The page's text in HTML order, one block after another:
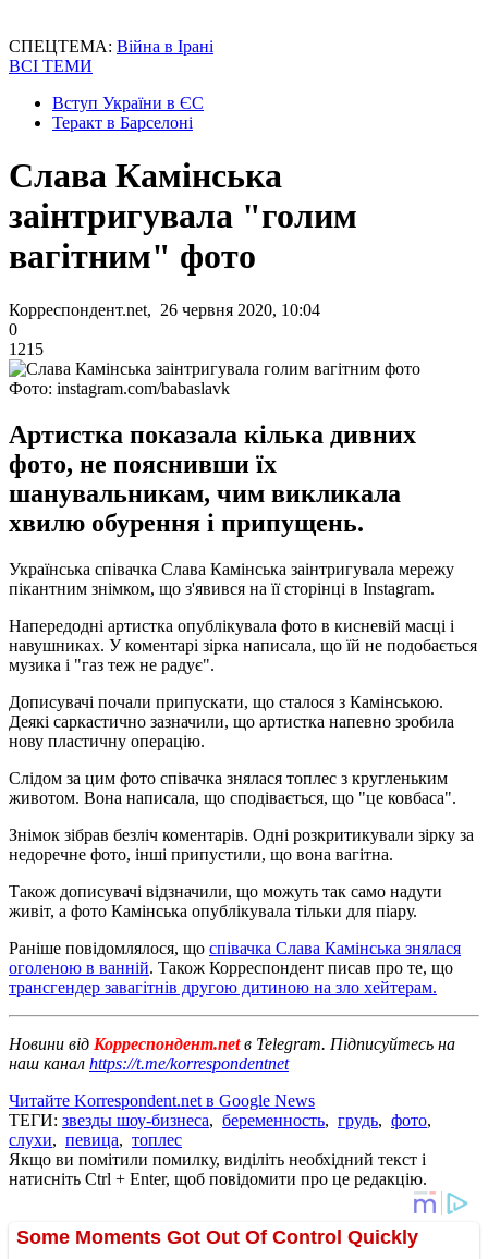
СПЕЦТЕМА: Війна в Ірані
ВСІ ТЕМИ
Вступ України в ЄС
Теракт в Барселоні
Слава Камінська
заінтригувала "голим
вагітним" фото
Корреспондент.net, 26 червня 2020, 10:04
0
1215
Фото: instagram.com/babaslavk
Артистка показала кілька дивних
фото, не пояснивши їх
шанувальникам, чим викликала
хвилю обурення і припущень.
Українська співачка Слава Камінська заінтригувала мережу
пікантним знімком, що з'явився на її сторінці в Instagram.
Напередодні артистка опублікувала фото в кисневій масці і
навушниках. У коментарі зірка написала, що їй не подобається
музика і "газ теж не радує".
Дописувачі почали припускати, що сталося з Камінською.
Деякі саркастично зазначили, що артистка напевно зробила
нову пластичну операцію.
Слідом за цим фото співачка знялася топлес з кругленьким
животом. Вона написала, що сподівається, що "це ковбаса".
Знімок зібрав безліч коментарів. Одні розкритикували зірку за
недоречне фото, інші припустили, що вона вагітна.
Також дописувачі відзначили, що можуть так само надути
живіт, а фото Камінська опублікувала тільки для піару.
Раніше повідомлялося, що співачка Слава Камінська знялася
оголеною в ванній. Також Корреспондент писав про те, що
трансгендер завагітнів другою дитиною на зло хейтерам.
Новини від Корреспондент.netв Telegram. Підписуйтесь на
наш канал https://t.me/korrespondentnet
Читайте Korrespondent.net в Google News
ТЕГИ: звезды шоу-бизнеса, беременность, грудь, фото,
слухи, певица, топлес
Якщо ви помітили помилку, виділіть необхідний текст і
натисніть Ctrl + Enter, щоб повідомити про це редакцію.